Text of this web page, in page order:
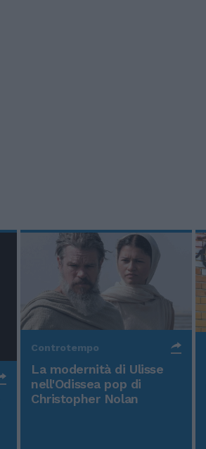
Controtempo
La modernità di Ulisse
nell'Odissea pop di
Christopher Nolan